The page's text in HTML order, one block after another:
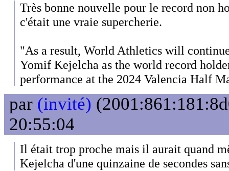
Très bonne nouvelle pour le record non
c'était une vraie supercherie.
"As a result, World Athletics will
Yomif Kejelcha as the world record
performance at the 2024 Valencia Half
par (invité)
20:55:04
Il était trop proche mais il aurait quand
Kejelcha d'une quinzaine de secondes